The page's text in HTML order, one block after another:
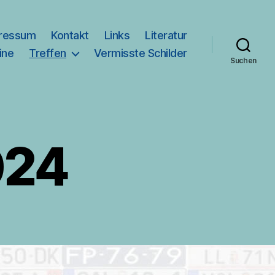
Kontakt Links
Literatur
Treffen Vermisste Schilder
Suchen